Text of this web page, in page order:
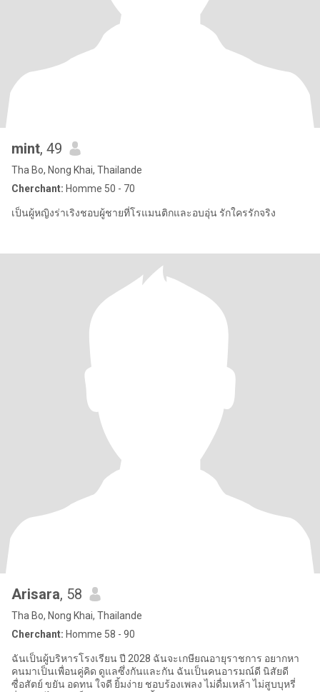
mint, 49
Tha Bo, Nong Khai, Thailande
Cherchant: Homme 50 - 70
เป็นผู้หญิงร่าเริงชอบผู้ชายที่โรแมนติกและอบอุ่น รักใครรักจริง
Arisara, 58
Tha Bo, Nong Khai, Thailande
Cherchant: Homme 58 - 90
ฉันเป็นผู้บริหารโรงเรียน ปี 2028 ฉันจะเกษียณอายุราชการ อยากหา
คนมาเป็นเพื่อนคู่คิด ดูแลซึ่งกันและกัน ฉันเป็นคนอารมณ์ดี นิสัยดี
ซื่อสัตย์ ขยัน อดทน ใจดี ยิ้มง่าย ชอบร้องเพลง ไม่ดื่มเหล้า ไม่สูบบุหรี่